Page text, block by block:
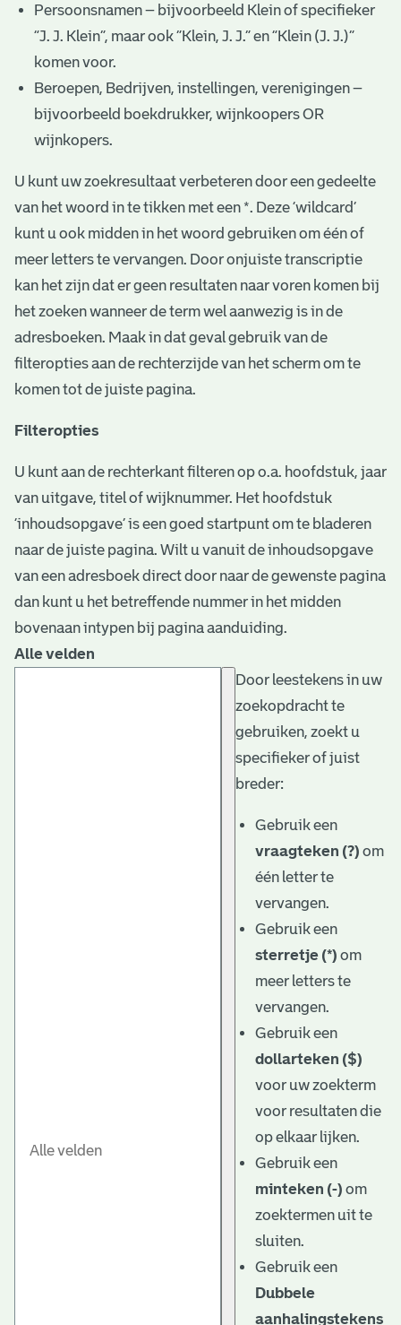
Persoonsnamen – bijvoorbeeld Klein of specifieker
“J. J. Klein”, maar ook ”Klein, J. J.” en “Klein (J. J.)”
komen voor.
Beroepen, Bedrijven, instellingen, verenigingen –
bijvoorbeeld boekdrukker, wijnkoopers OR
wijnkopers.
U kunt uw zoekresultaat verbeteren door een gedeelte
van het woord in te tikken met een *. Deze ‘wildcard’
kunt u ook midden in het woord gebruiken om één of
meer letters te vervangen. Door onjuiste transcriptie
kan het zijn dat er geen resultaten naar voren komen bij
het zoeken wanneer de term wel aanwezig is in de
adresboeken. Maak in dat geval gebruik van de
filteropties aan de rechterzijde van het scherm om te
komen tot de juiste pagina.
Filteropties
U kunt aan de rechterkant filteren op o.a. hoofdstuk, jaar
van uitgave, titel of wijknummer. Het hoofdstuk
‘inhoudsopgave’ is een goed startpunt om te bladeren
naar de juiste pagina. Wilt u vanuit de inhoudsopgave
van een adresboek direct door naar de gewenste pagina
dan kunt u het betreffende nummer in het midden
bovenaan intypen bij pagina aanduiding.
Alle velden
Door leestekens in uw
zoekopdracht te
gebruiken, zoekt u
specifieker of juist
breder:
Gebruik een
vraagteken (?) om
één letter te
vervangen.
Gebruik een
sterretje (*) om
meer letters te
vervangen.
Gebruik een
dollarteken ($)
voor uw zoekterm
voor resultaten die
op elkaar lijken.
Gebruik een
minteken (-) om
zoektermen uit te
sluiten.
Gebruik een
Dubbele
aanhalingstekens